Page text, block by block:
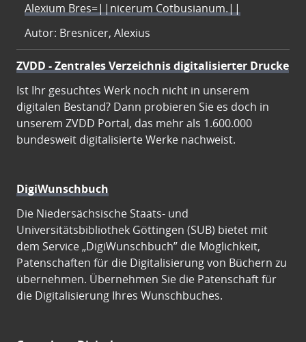
Alexium Bres=||nicerum Cotbusianum.||
Autor: Bresnicer, Alexius
ZVDD - Zentrales Verzeichnis digitalisierter Drucke
Ist Ihr gesuchtes Werk noch nicht in unserem
digitalen Bestand? Dann probieren Sie es doch in
unserem ZVDD Portal, das mehr als 1.600.000
bundesweit digitalisierte Werke nachweist.
DigiWunschbuch
Die Niedersächsische Staats- und
Universitätsbibliothek Göttingen (SUB) bietet mit
dem Service „DigiWunschbuch” die Möglichkeit,
Patenschaften für die Digitalisierung von Büchern zu
übernehmen. Übernehmen Sie die Patenschaft für
die Digitalisierung Ihres Wunschbuches.